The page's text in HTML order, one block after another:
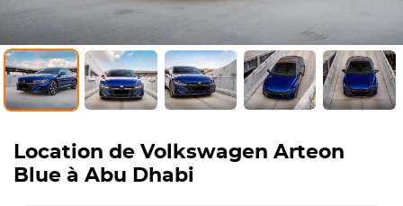
Location de Volkswagen Arteon
Blue à Abu Dhabi